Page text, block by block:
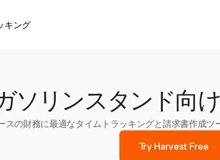
キング
ソリンスタンド向
スの財務に最適なタイムトラッキングと請求書作成ツ
Try Harvest Free